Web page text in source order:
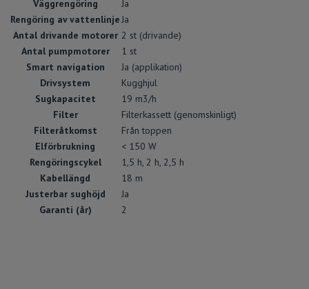
Väggrengöring
Ja
Rengöring av vattenlinje Ja
Antal drivande motorer 2 st (drivande)
Antal pumpmotorer
1 st
Smart navigation
Ja (applikation)
Drivsystem
Kugghjul
Sugkapacitet
19 m3/h
Filter
Filterkassett (genomskinligt)
Filteråtkomst
Från toppen
Elförbrukning
< 150 W
Rengöringscykel
1,5 h, 2 h, 2,5 h
Kabellängd
18 m
Justerbar sughöjd
Ja
Garanti (år)
2